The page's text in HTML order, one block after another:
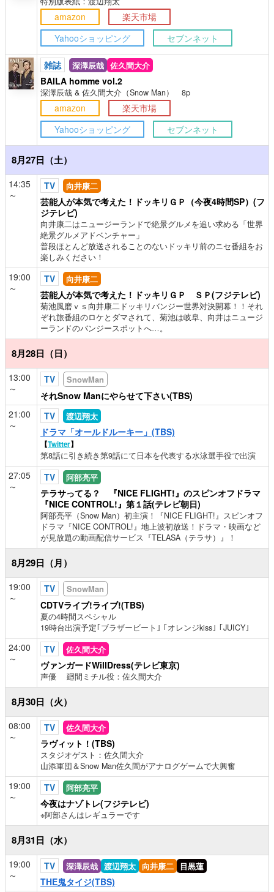
amazon
楽天市場
Yahooショッピング
セブンネット
雑誌 深澤辰哉 佐久間大介
BAILA homme vol.2
深澤辰哉 & 佐久間大介（Snow Man） 8p
amazon
楽天市場
Yahooショッピング
セブンネット
8月27日（土）
14:35
～
TV 向井康二
芸能人が本気で考えた！ドッキリＧＰ（今夜4時間SP）(フ
ジテレビ)
向井康二はニュージーランドで絶景グルメを追い求める「世界
絶景グルメアドベンチャー」
普段ほとんど放送されることのないドッキリ前のニセ番組をお
楽しみください！
19:00
～
TV 向井康二
芸能人が本気で考えた！ドッキリＧＰ ＳＰ(フジテレビ)
菊池風磨ｖｓ向井康二ドッキリバンジー世界対決開幕！！それ
ぞれ旅番組のロケとダマされて、菊池は岐阜、向井はニュージ
ーランドのバンジースポットへ…。
8月28日（日）
13:00
～
TV SnowMan
それSnow Manにやらせて下さい(TBS)
21:00
～
TV 渡辺翔太
ドラマ「オールドルーキー」(TBS)
【Twitter】
第8話に引き続き第9話にて日本を代表する水泳選手役で出演
27:05
～
TV 阿部亮平
テラサってる？ 『NICE FLIGHT!』のスピンオフドラマ
『NICE CONTROL!』第１話(テレビ朝日)
阿部亮平（Snow Man）初主演！『NICE FLIGHT!』スピンオフ
ドラマ『NICE CONTROL!』地上波初放送！ドラマ・映画など
が見放題の動画配信サービス『TELASA（テラサ）』！
8月29日（月）
19:00
～
TV SnowMan
CDTVライブ!ライブ!(TBS)
夏の4時間スペシャル
19時台出演予定｢ブラザービート｣ ｢オレンジkiss｣ ｢JUICY｣
24:00
～
TV 佐久間大介
ヴァンガードWillDress(テレビ東京)
声優 廻間ミチル役：佐久間大介
8月30日（火）
08:00
～
TV 佐久間大介
ラヴィット！(TBS)
スタジオゲスト：佐久間大介
山添軍団＆Snow Man佐久間がアナログゲームで大興奮
19:00
～
TV 阿部亮平
今夜はナゾトレ(フジテレビ)
※阿部さんはレギュラーです
8月31日（水）
19:00
～
TV 深澤辰哉 渡辺翔太 向井康二 目黒蓮
THE鬼タイジ(TBS)